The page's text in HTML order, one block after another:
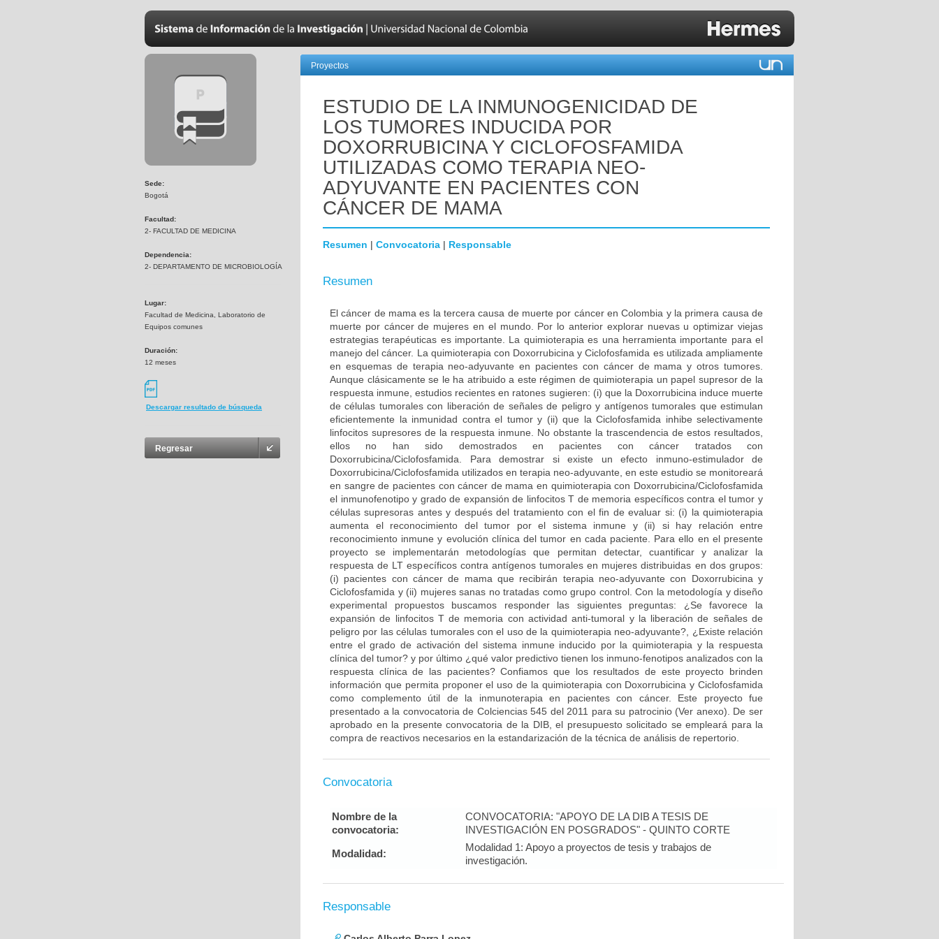
Sede:
Bogotá
Facultad:
2- FACULTAD DE MEDICINA
Dependencia:
2- DEPARTAMENTO DE MICROBIOLOGÍA
Lugar:
Facultad de Medicina, Laboratorio de
Equipos comunes
Duración:
12 meses
Descargar resultado de búsqueda
Regresar
Proyectos
ESTUDIO DE LA INMUNOGENICIDAD DE
LOS TUMORES INDUCIDA POR
DOXORRUBICINA Y CICLOFOSFAMIDA
UTILIZADAS COMO TERAPIA NEO-
ADYUVANTE EN PACIENTES CON
CÁNCER DE MAMA
Resumen | Convocatoria | Responsable
Resumen
El cáncer de mama es la tercera causa de muerte por cáncer en Colombia y la primera causa de
muerte por cáncer de mujeres en el mundo. Por lo anterior explorar nuevas u optimizar viejas
estrategias terapéuticas es importante. La quimioterapia es una herramienta importante para el
manejo del cáncer. La quimioterapia con Doxorrubicina y Ciclofosfamida es utilizada ampliamente
en esquemas de terapia neo-adyuvante en pacientes con cáncer de mama y otros tumores.
Aunque clásicamente se le ha atribuido a este régimen de quimioterapia un papel supresor de la
respuesta inmune, estudios recientes en ratones sugieren: (i) que la Doxorrubicina induce muerte
de células tumorales con liberación de señales de peligro y antígenos tumorales que estimulan
eficientemente la inmunidad contra el tumor y (ii) que la Ciclofosfamida inhibe selectivamente
linfocitos supresores de la respuesta inmune. No obstante la trascendencia de estos resultados,
ellos no han sido demostrados en pacientes con cáncer tratados con
Doxorrubicina/Ciclofosfamida. Para demostrar si existe un efecto inmuno-estimulador de
Doxorrubicina/Ciclofosfamida utilizados en terapia neo-adyuvante, en este estudio se monitoreará
en sangre de pacientes con cáncer de mama en quimioterapia con Doxorrubicina/Ciclofosfamida
el inmunofenotipo y grado de expansión de linfocitos T de memoria específicos contra el tumor y
células supresoras antes y después del tratamiento con el fin de evaluar si: (i) la quimioterapia
aumenta el reconocimiento del tumor por el sistema inmune y (ii) si hay relación entre
reconocimiento inmune y evolución clínica del tumor en cada paciente. Para ello en el presente
proyecto se implementarán metodologías que permitan detectar, cuantificar y analizar la
respuesta de LT específicos contra antígenos tumorales en mujeres distribuidas en dos grupos:
(i) pacientes con cáncer de mama que recibirán terapia neo-adyuvante con Doxorrubicina y
Ciclofosfamida y (ii) mujeres sanas no tratadas como grupo control. Con la metodología y diseño
experimental propuestos buscamos responder las siguientes preguntas: ¿Se favorece la
expansión de linfocitos T de memoria con actividad anti-tumoral y la liberación de señales de
peligro por las células tumorales con el uso de la quimioterapia neo-adyuvante?, ¿Existe relación
entre el grado de activación del sistema inmune inducido por la quimioterapia y la respuesta
clínica del tumor? y por último ¿qué valor predictivo tienen los inmuno-fenotipos analizados con la
respuesta clínica de las pacientes? Confiamos que los resultados de este proyecto brinden
información que permita proponer el uso de la quimioterapia con Doxorrubicina y Ciclofosfamida
como complemento útil de la inmunoterapia en pacientes con cáncer. Este proyecto fue
presentado a la convocatoria de Colciencias 545 del 2011 para su patrocinio (Ver anexo). De ser
aprobado en la presente convocatoria de la DIB, el presupuesto solicitado se empleará para la
compra de reactivos necesarios en la estandarización de la técnica de análisis de repertorio.
Convocatoria
Nombre de la
convocatoria:
CONVOCATORIA: "APOYO DE LA DIB A TESIS DE
INVESTIGACIÓN EN POSGRADOS" - QUINTO CORTE
Modalidad:
Modalidad 1: Apoyo a proyectos de tesis y trabajos de
investigación.
Responsable